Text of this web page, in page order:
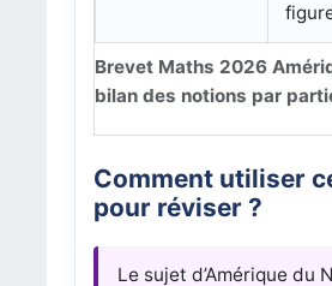
Brevet Maths 2026
bilan des notions par
Comment utiliser
pour réviser ?
Le sujet d’Amérique du